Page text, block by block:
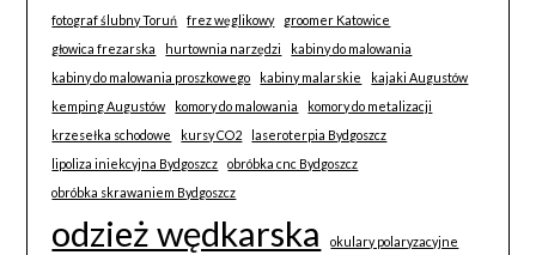
fotograf ślubny Toruń
frez węglikowy
groomer Katowice
głowica frezarska
hurtownia narzędzi
kabiny do malowania
kabiny do malowania proszkowego
kabiny malarskie
kajaki Augustów
kemping Augustów
komory do malowania
komory do metalizacji
krzesełka schodowe
kursy CO2
laseroterpia Bydgoszcz
lipoliza iniekcyjna Bydgoszcz
obróbka cnc Bydgoszcz
obróbka skrawaniem Bydgoszcz
odzież wędkarska okulary polaryzacyjne